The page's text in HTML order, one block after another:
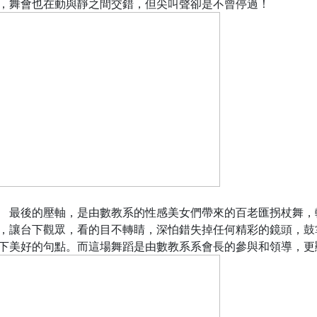
舞會也在動與靜之間交錯，但尖叫聲卻是不曾停過！
的壓軸，是由數教系的性感美女們帶來的百老匯拐杖舞，
讓台下觀眾，看的目不轉睛，深怕錯失掉任何精彩的鏡頭，
美好的句點。而這場舞蹈是由數教系系會長的參與和領導，